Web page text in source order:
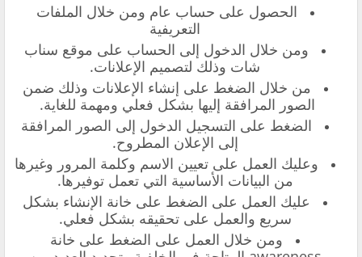
الحصول على حساب عام ومن خلال الملفات
التعريفية
ومن خلال الدخول إلى الحساب على موقع سناب
شات وذلك لتصميم الإعلانات.
من خلال الضغط على إنشاء الإعلانات وذلك ضمن
الصور المرافقة إليها بشكل فعلي ومهمة للغاية.
الضغط على التسجيل الدخول إلى الصور المرافقة
إلى الإعلان المطروح.
وعليك العمل على تعيين الاسم وكلمة المرور وغيرها
من البيانات الأساسية التي تعمل توفيرها.
عليك العمل على الضغط على خانة الإنشاء بشكل
سريع والعمل على تحقيقه بشكل فعلي.
ومن خلال العمل على الضغط على خانة